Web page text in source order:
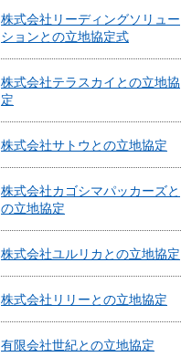
株式会社リーディングソリュー
ションとの立地協定式
株式会社テラスカイとの立地協
定
株式会社サトウとの立地協定
株式会社カゴシマパッカーズと
の立地協定
株式会社ユルリカとの立地協定
株式会社リリーとの立地協定
有限会社世紀との立地協定